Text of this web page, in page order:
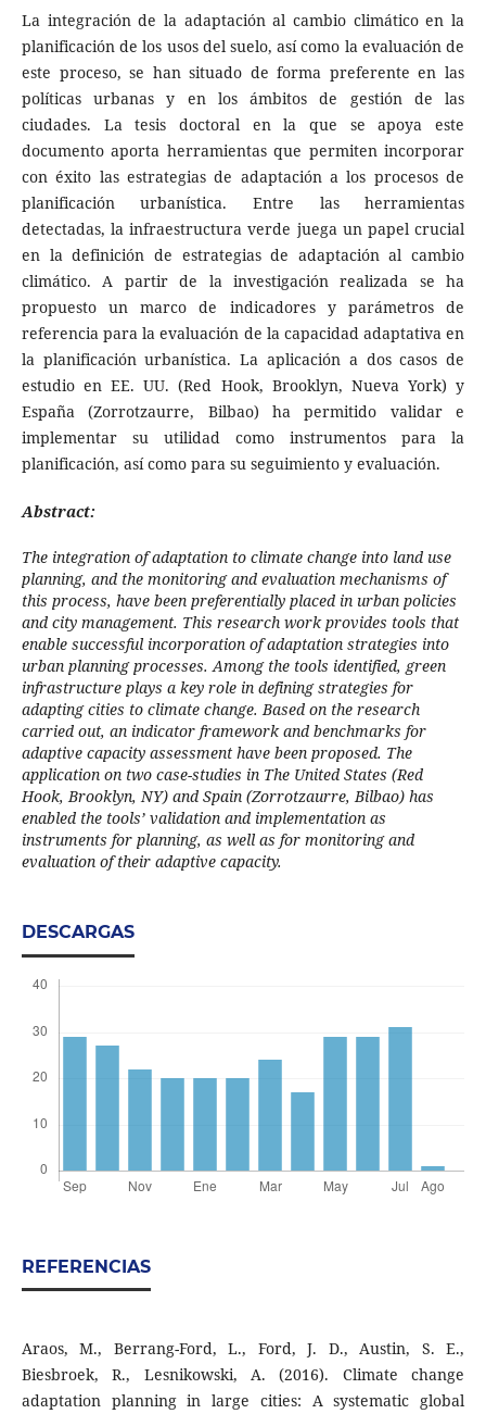
La integración de la adaptación al cambio climático en la
planificación de los usos del suelo, así como la evaluación de
este proceso, se han situado de forma preferente en las
políticas urbanas y en los ámbitos de gestión de las
ciudades. La tesis doctoral en la que se apoya este
documento aporta herramientas que permiten incorporar
con éxito las estrategias de adaptación a los procesos de
planificación urbanística. Entre las herramientas
detectadas, la infraestructura verde juega un papel crucial
en la definición de estrategias de adaptación al cambio
climático. A partir de la investigación realizada se ha
propuesto un marco de indicadores y parámetros de
referencia para la evaluación de la capacidad adaptativa en
la planificación urbanística. La aplicación a dos casos de
estudio en EE. UU. (Red Hook, Brooklyn, Nueva York) y
España (Zorrotzaurre, Bilbao) ha permitido validar e
implementar su utilidad como instrumentos para la
planificación, así como para su seguimiento y evaluación.
Abstract:
The integration of adaptation to climate change into land use
planning, and the monitoring and evaluation mechanisms of
this process, have been preferentially placed in urban policies
and city management. This research work provides tools that
enable successful incorporation of adaptation strategies into
urban planning processes. Among the tools identified, green
infrastructure plays a key role in defining strategies for
adapting cities to climate change. Based on the research
carried out, an indicator framework and benchmarks for
adaptive capacity assessment have been proposed. The
application on two case-studies in The United States (Red
Hook, Brooklyn, NY) and Spain (Zorrotzaurre, Bilbao) has
enabled the tools’ validation and implementation as
instruments for planning, as well as for monitoring and
evaluation of their adaptive capacity.
DESCARGAS
REFERENCIAS
Araos, M., Berrang-Ford, L., Ford, J. D., Austin, S. E.,
Biesbroek, R., Lesnikowski, A. (2016). Climate change
adaptation planning in large cities: A systematic global